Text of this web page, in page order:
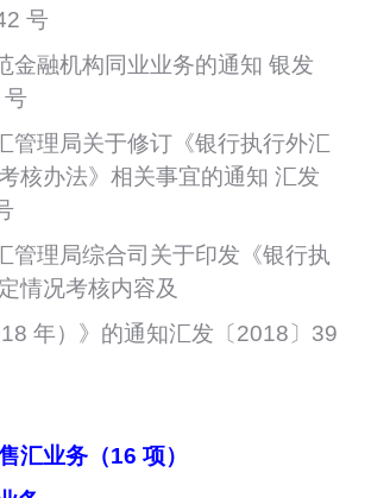
号
金融机构同业业务的通知 银发
号
管理局关于修订《银行执行外汇
核办法》相关事宜的通知 汇发
管理局综合司关于印发《银行执
情况考核内容及
年）》的通知汇发〔2018〕39
汇业务（16 项）